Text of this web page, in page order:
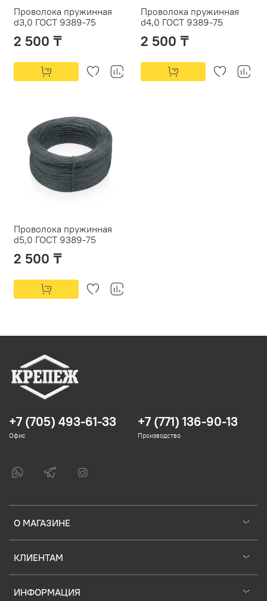
Проволока пружинная
d3,0 ГОСТ 9389-75
2 500 ₸
Проволока пружинная
d4,0 ГОСТ 9389-75
2 500 ₸
Проволока пружинная
d5,0 ГОСТ 9389-75
2 500 ₸
О МАГАЗИНЕ
КЛИЕНТАМ
ИНФОРМАЦИЯ
+7 (705) 493-61-33
Офис
+7 (771) 136-90-13
Производство